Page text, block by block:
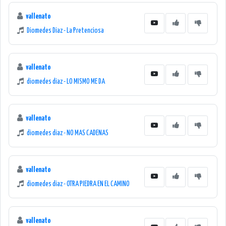
vallenato
Diomedes Diaz - La Pretenciosa
vallenato
diomedes diaz - LO MISMO ME DA
vallenato
diomedes diaz - NO MAS CADENAS
vallenato
diomedes diaz - OTRA PIEDRA EN EL CAMINO
vallenato